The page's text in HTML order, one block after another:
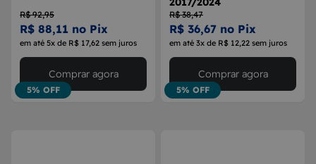
R$ 92,95
R$ 88,11 no Pix
em até 5x de R$ 17,62 sem juros
5% OFF
Comprar agora
R$ 38,47
R$ 36,67 no Pix
em até 3x de R$ 12,22 sem juros
5% OFF
Comprar agora